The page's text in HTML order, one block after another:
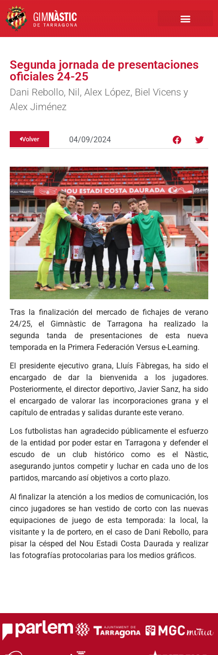
Segunda jornada de presentaciones
oficiales 24-25
Dani Rebollo, Nil, Alex López, Biel Vicens y
Alex Jiménez
Volver 04/09/2024
Tras la finalización del mercado de fichajes de verano
24/25, el Gimnàstic de Tarragona ha realizado la
segunda tanda de presentaciones de esta nueva
temporada en la Primera Federación Versus e-Learning.
El presidente ejecutivo grana, Lluís Fàbregas, ha sido el
encargado de dar la bienvenida a los jugadores.
Posteriormente, el director deportivo, Javier Sanz, ha sido
el encargado de valorar las incorporaciones grana y el
capítulo de entradas y salidas durante este verano.
Los futbolistas han agradecido públicamente el esfuerzo
de la entidad por poder estar en Tarragona y defender el
escudo de un club histórico como es el Nàstic,
asegurando juntos competir y luchar en cada uno de los
partidos, marcando así objetivos a corto plazo.
Al finalizar la atención a los medios de comunicación, los
cinco jugadores se han vestido de corto con las nuevas
equipaciones de juego de esta temporada: la local, la
visitante y la de portero, en el caso de Dani Rebollo, para
pisar la césped del Nou Estadi Costa Daurada y realizar
las fotografías protocolarias para los medios gráficos.